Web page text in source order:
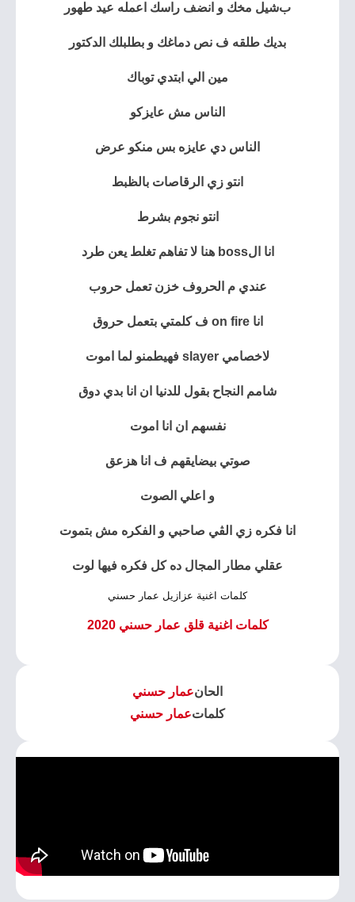
بشيل مخك و انضف راسك اعمله عيد طهور
بديك طلقه ف نص دماغك و بطلبلك الدكتور
مين الي ابتدي توباك
الناس مش عايزكو
الناس دي عايزه بس منكو عرض
انتو زي الرقاصات بالظبط
انتو نجوم بشرط
انا الboss هنا لا تفاهم تغلط يعن طرد
عندي م الحروف خزن تعمل حروب
انا on fire ف كلمتي بتعمل حروق
لاخصامي slayer فهيطمنو لما اموت
شامم النجاح بقول للدنيا ان انا بدي دوق
نفسهم ان انا اموت
صوتي بيضايقهم ف انا هزعق
و اعلي الصوت
انا فكره زي الڤي صاحبي و الفكره مش بتموت
عقلي مطار المجال ده كل فكره فيها لوت
كلمات اغنية عزازيل عمار حسني
كلمات اغنية قلق عمار حسني 2020
الحانعمار حسني
كلماتعمار حسني